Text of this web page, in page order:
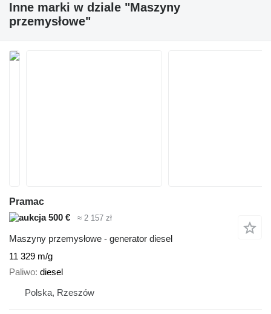
Inne marki w dziale "Maszyny
przemysłowe"
Pramac
500 €
≈ 2 157 zł
Maszyny przemysłowe - generator diesel
11 329 m/g
Paliwo diesel
Polska, Rzeszów